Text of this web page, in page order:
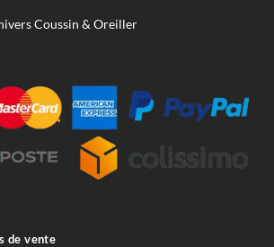
Coussin & Oreiller
de vente